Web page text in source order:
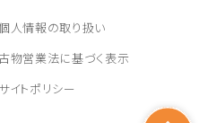
人情報の取り扱い
物営業法に基づく表示
サイトポリシー